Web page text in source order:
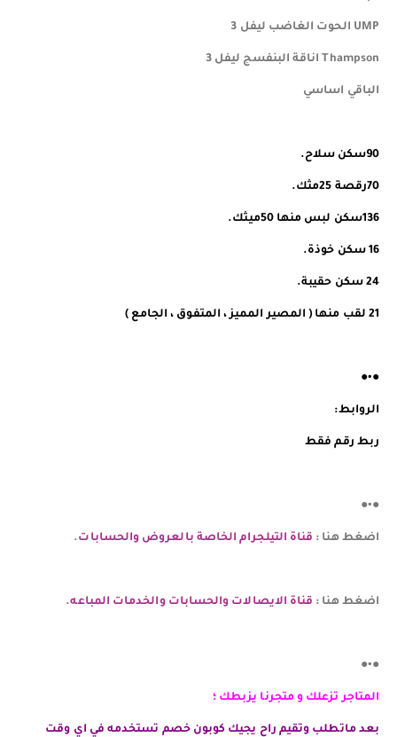
UMP الحوت الغاضب ليفل 3
Thampson اناقة البنفسج ليفل 3
الباقي اساسي
90سكن سلاح.
70رقصة 25مثك.
136سكن لبس منها 50ميثك.
16 سكن خوذة.
24 سكن حقيبة.
21 لقب منها ( المصير المميز ، المتفوق ، الجامع )
●•●
الروابط:
ربط رقم فقط
●•●
اضغط هنا : قناة التيلجرام الخاصة بالعروض والحسابات.
اضغط هنا : قناة الايصالات والحسابات والخدمات المباعه.
●•●
المتاجر تزعلك و متجرنا يزبطك ؛
بعد ماتطلب وتقيم راح يجيك كوبون خصم تستخدمه في اي وقت